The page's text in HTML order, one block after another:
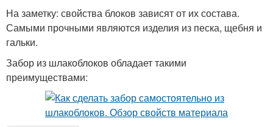
Забор из габионов Кованые заборы
На заметку: свойства блоков зависят от их состава.
Самыми прочными являются изделия из песка, щебня и
гальки.
Забор из шлакоблоков обладает такими
преимуществами: